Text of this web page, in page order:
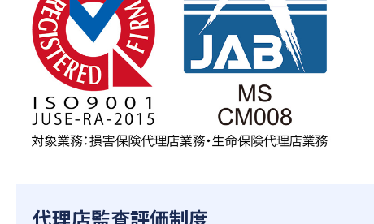
代理店監査評価制度